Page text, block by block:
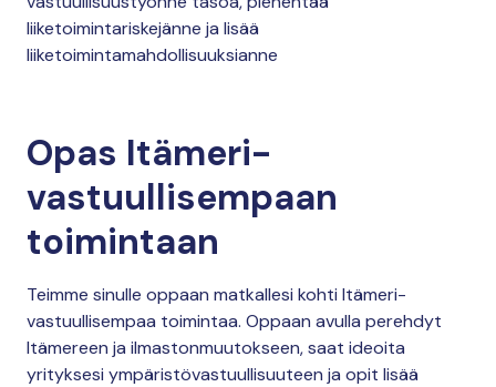
liiketoimintariskejänne ja lisää
liiketoimintamahdollisuuksianne
Opas Itämeri-
vastuullisempaan
toimintaan
Teimme sinulle oppaan matkallesi kohti Itämeri-
vastuullisempaa toimintaa. Oppaan avulla perehdyt
Itämereen ja ilmastonmuutokseen, saat ideoita
yrityksesi ympäristövastuullisuuteen ja opit lisää